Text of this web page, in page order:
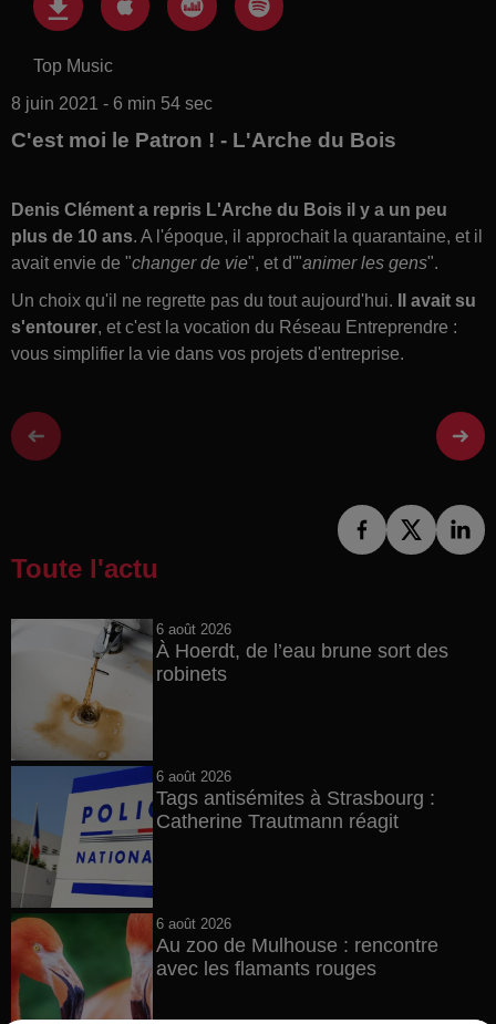
Top Music
8 juin 2021 - 6 min 54 sec
C'est moi le Patron ! - L'Arche du Bois
Denis Clément a repris L'Arche du Bois il y a un peu
plus de 10 ans. A l'époque, il approchait la quarantaine, et il
avait envie de "changer de vie", et d'"animer les gens".
Un choix qu'il ne regrette pas du tout aujourd'hui.
Il avait su
s'entourer, et c'est la vocation du Réseau Entreprendre :
vous simplifier la vie dans vos projets d'entreprise.
Toute l'actu
6 août 2026
À Hoerdt, de l’eau brune sort des
robinets
6 août 2026
Tags antisémites à Strasbourg :
Catherine Trautmann réagit
6 août 2026
Au zoo de Mulhouse : rencontre
avec les flamants rouges